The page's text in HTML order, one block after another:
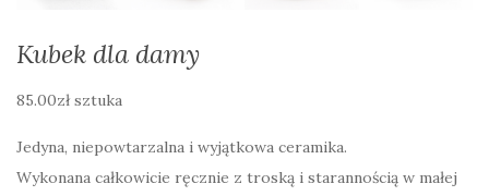
Kubek dla damy
85.00zł sztuka
Jedyna, niepowtarzalna i wyjątkowa ceramika.
Wykonana całkowicie ręcznie z troską i starannością w małej